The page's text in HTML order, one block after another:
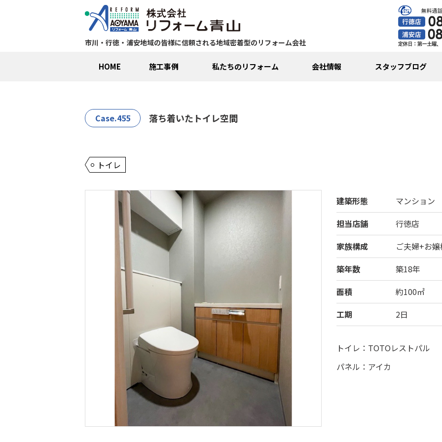
市川・行徳・浦安地域の皆様に信頼される地域密着型のリフォーム会社
HOME 施工事例 私たちのリフォーム 会社情報 スタッフブログ
Case.455 落ち着いたトイレ空間
トイレ
建築形態
マンション
担当店舗
行徳店
家族構成
ご夫婦+お
築年数
築18年
面積
約100㎡
工期
2日
トイレ：TOTOレストパル
パネル：アイカ